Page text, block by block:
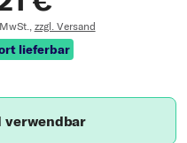
zzgl. Versand
lieferbar